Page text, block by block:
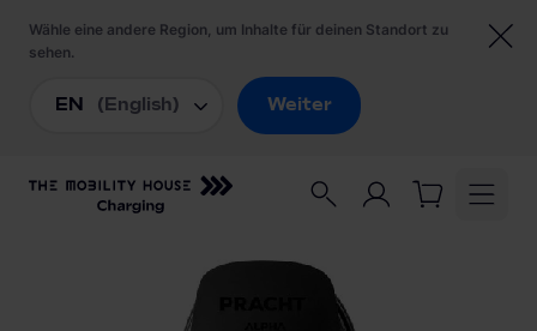
Ladestationen